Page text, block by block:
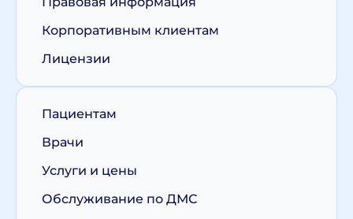
Корпоративным клиентам
Лицензии
Пациентам
Врачи
Услуги и цены
Обслуживание по ДМС